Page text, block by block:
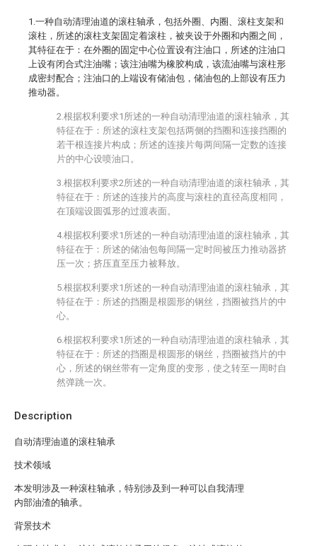
Description
自动清理油道的滚柱轴承
技术领域
本发明涉及一种滚柱轴承，特别涉及到一种可以自我清理
内部油渣的轴承。
背景技术
1.一种自动清理油道的滚柱轴承，包括外圈、内圈、滚柱支架和
滚柱，所述的滚柱支架固定着滚柱，被夹设于外圈和内圈之间，
其特征在于：在外圈的固定中心位置设有注油口，所述的注油口
上设有闭合式注油嘴；该注油嘴为橡胶构成，该流油嘴与滚柱形
成密封配合；注油口的上端设有储油包，储油包的上部设有压力
推动器。
2.根据权利要求1所述的一种自动清理油道的滚柱轴承，其
特征在于：所述的滚柱支架包括两侧的挡圈和连接挡圈的
若干根连接片构成；所述的连接片每两间隔一定数的连接
片的中心设喷油口。
3.根据权利要求2所述的一种自动清理油道的滚柱轴承，其
特征在于：所述的连接片的高度与滚柱的直径高度相同，
在顶端设圆弧形的过渡表面。
4.根据权利要求1所述的一种自动清理油道的滚柱轴承，其
特征在于：所述的储油包每间隔一定时间被压力推动器挤
压一次；挤压直至压力被释放。
5.根据权利要求1所述的一种自动清理油道的滚柱轴承，其
特征在于：所述的挡圈是根圆形的钢丝，挡圈被挡片的中
心。
6.根据权利要求1所述的一种自动清理油道的滚柱轴承，其
特征在于：所述的挡圈是根圆形的钢丝，挡圈被挡片的中
心，所述的钢丝带有一定角度的变形，使之转至一周时自
然弹跳一次。